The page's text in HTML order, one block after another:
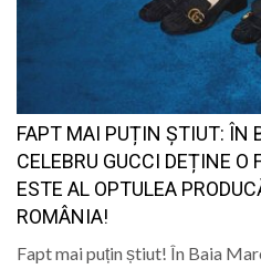
FAPT MAI PUȚIN ȘTIUT: ÎN
CELEBRU GUCCI DEȚINE O
ESTE AL OPTULEA
ROMÂNIA!
Fapt mai puțin știut! În Baia